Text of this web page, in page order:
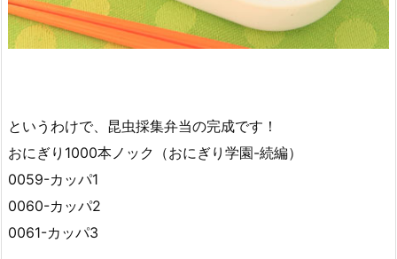
というわけで、昆虫採集弁当の完成です！
おにぎり1000本ノック（おにぎり学園-続編）
0059-カッパ1
0060-カッパ2
0061-カッパ3